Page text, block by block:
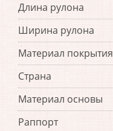
Длина рулона
Ширина рулона
Материал покрытия
Страна
Материал основы
Раппорт